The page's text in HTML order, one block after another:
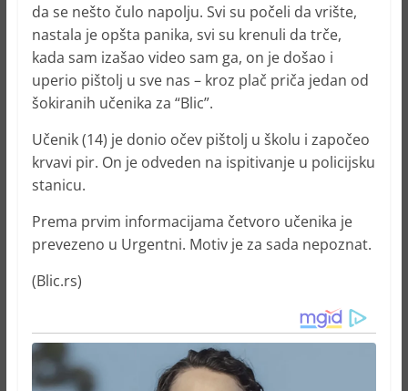
da se nešto čulo napolju. Svi su počeli da vrište,
nastala je opšta panika, svi su krenuli da trče,
kada sam izašao video sam ga, on je došao i
uperio pištolj u sve nas – kroz plač priča jedan od
šokiranih učenika za “Blic”.
Učenik (14) je donio očev pištolj u školu i započeo
krvavi pir. On je odveden na ispitivanje u policijsku
stanicu.
Prema prvim informacijama četvoro učenika je
prevezeno u Urgentni. Motiv je za sada nepoznat.
(Blic.rs)